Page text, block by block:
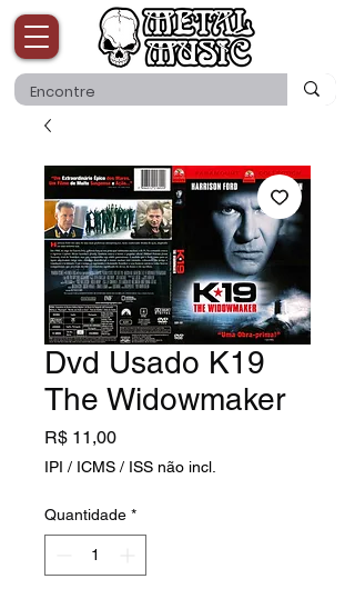
Dvd Usado K19
The Widowmaker
R$ 11,00Preço
IPI / ICMS / ISS não incl.
Quantidade *